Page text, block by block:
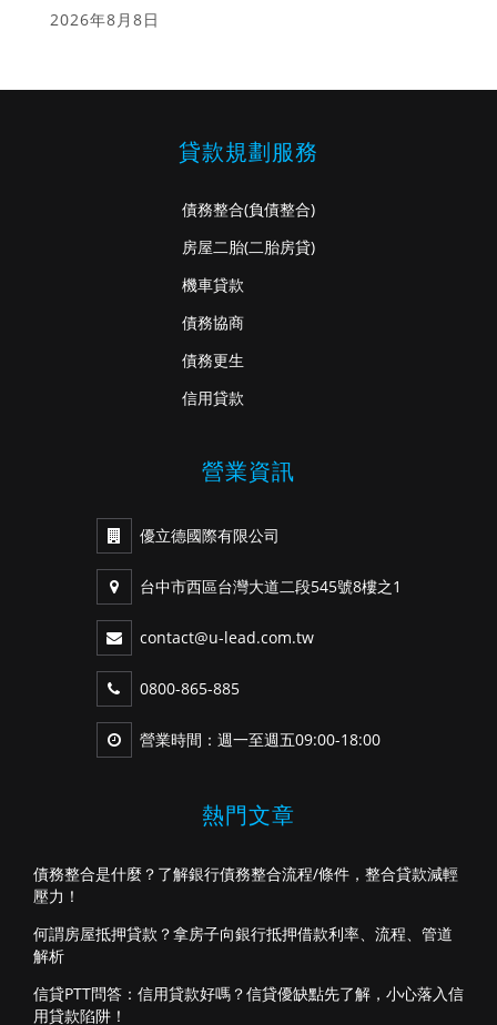
2026年8月8日
貸款規劃服務
債務整合(負債整合)
房屋二胎(二胎房貸)
機車貸款
債務協商
債務更生
信用貸款
營業資訊
優立德國際有限公司
台中市西區台灣大道二段545號8樓之1
contact@u-lead.com.tw
0800-865-885
營業時間：週一至週五09:00-18:00
熱門文章
債務整合是什麼？了解銀行債務整合流程/條件，整合貸款減輕
壓力！
何謂房屋抵押貸款？拿房子向銀行抵押借款利率、流程、管道
解析
信貸PTT問答：信用貸款好嗎？信貸優缺點先了解，小心落入信
用貸款陷阱！